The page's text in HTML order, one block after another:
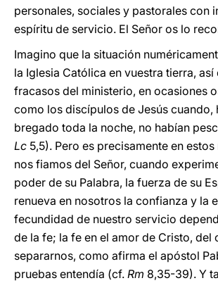
personales, sociales y pastorales con
espíritu de servicio. El Señor os lo
Imagino que la situación
la Iglesia Católica en vuestra tierra,
fracasos del ministerio, en ocasiones
como los discípulos de Jesús cuando,
bregado toda la noche, no habían
Lc 5,5). Pero es precisamente en
nos fiamos del Señor, cuando
poder de su Palabra, la fuerza de su
renueva en nosotros la confianza y la
fecundidad de nuestro servicio
de la fe; la fe en el amor de Cristo, del
separarnos, como afirma el apóstol
pruebas entendía (cf. Rm 8,35-39). Y